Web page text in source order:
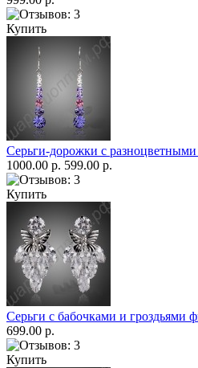
Купить
Серьги-дорожки с
1000.00 р. 599.00 р.
Купить
Серьги с бабочками и гроздьями
699.00 р.
Купить